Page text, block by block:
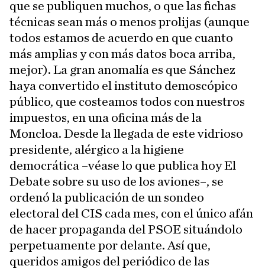
que se publiquen muchos, o que las fichas
técnicas sean más o menos prolijas (aunque
todos estamos de acuerdo en que cuanto
más amplias y con más datos boca arriba,
mejor). La gran anomalía es que Sánchez
haya convertido el instituto demoscópico
público, que costeamos todos con nuestros
impuestos, en una oficina más de la
Moncloa. Desde la llegada de este vidrioso
presidente, alérgico a la higiene
democrática –véase lo que publica hoy El
Debate sobre su uso de los aviones–, se
ordenó la publicación de un sondeo
electoral del CIS cada mes, con el único afán
de hacer propaganda del PSOE situándolo
perpetuamente por delante. Así que,
queridos amigos del periódico de las